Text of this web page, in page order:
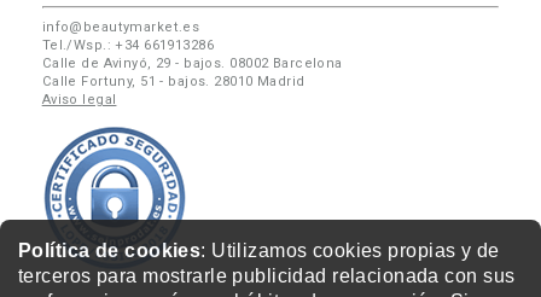
Política de cookies: Utilizamos cookies propias y de
terceros para mostrarle publicidad relacionada con sus
info@beautymarket.es
Tel./Wsp.: +34 661913286
Calle de Avinyó, 29 - bajos. 08002 Barcelona
Calle Fortuny, 51 - bajos. 28010 Madrid
Aviso legal